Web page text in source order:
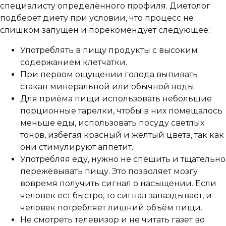
специалисту определённого профиля. Диетолог
подберёт диету при условии, что процесс не
слишком запущен и порекомендует следующее:
Употреблять в пищу продукты с высоким
содержанием клетчатки.
При первом ощущении голода выпивать
стакан минеральной или обычной воды.
Для приёма пищи использовать небольшие
порционные тарелки, чтобы в них помещалось
меньше еды, использовать посуду светлых
тонов, избегая красный и жёлтый цвета, так как
они стимулируют аппетит.
Употребляя еду, нужно не спешить и тщательно
пережёвывать пищу. Это позволяет мозгу
вовремя получить сигнал о насыщении. Если
человек ест быстро, то сигнал запаздывает, и
человек потребляет лишний объём пищи.
Не смотреть телевизор и не читать газет во